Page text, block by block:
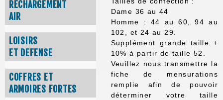
RECHARGEMENT
AIR
LOISIRS
ET DEFENSE
COFFRES ET
ARMOIRES FORTES
Dame 36 au 44
Homme : 44 au 60, 94 au
102, et 24 au 29.
Supplément grande taille +
10% à partir de taille 52.
Veuillez nous transmettre la
fiche de mensurations
remplie afin de pouvoir
déterminer votre taille